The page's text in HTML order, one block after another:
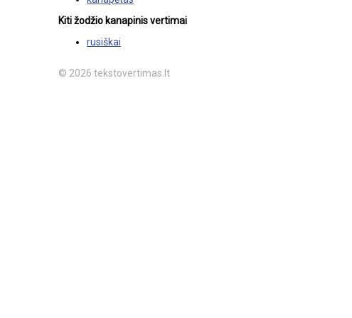
Kiti žodžio kanapinis vertimai
rusiškai
© 2026 tekstovertimas.lt